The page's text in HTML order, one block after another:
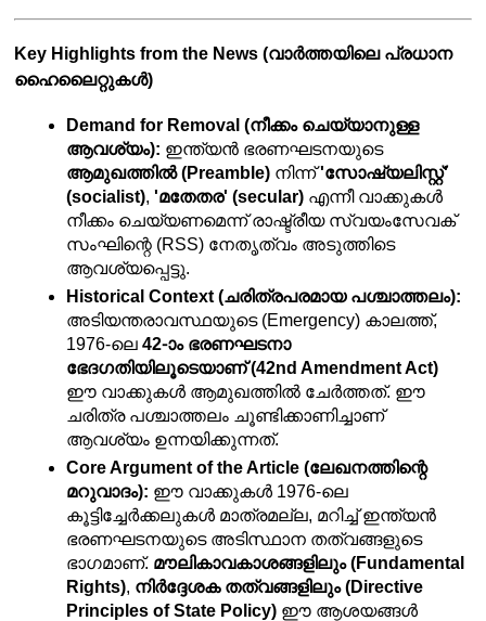
Key Highlights from the News (വാർത്തയിലെ പ്രധാന
ഹൈലൈറ്റുകൾ)
Demand for Removal (നീക്കം ചെയ്യാനുള്ള
ആവശ്യം):
ഇന്ത്യൻ ഭരണഘടനയുടെ
ആമുഖത്തിൽ (Preamble) നിന്ന് 'സോഷ്യലിസ്റ്റ്'
(socialist), 'മതേതര' (secular) എന്നീ വാക്കുകൾ
നീക്കം ചെയ്യണമെന്ന് രാഷ്ട്രീയ സ്വയംസേവക്
സംഘിന്റെ (RSS) നേതൃത്വം അടുത്തിടെ
ആവശ്യപ്പെട്ടു.
Historical Context (ചരിത്രപരമായ പശ്ചാത്തലം):
അടിയന്തരാവസ്ഥയുടെ (Emergency) കാലത്ത്,
1976-ലെ 42-ാം ഭരണഘടനാ
ഭേദഗതിയിലൂടെയാണ് (42nd Amendment Act)
ഈ വാക്കുകൾ ആമുഖത്തിൽ ചേർത്തത്. ഈ
ചരിത്ര പശ്ചാത്തലം ചൂണ്ടിക്കാണിച്ചാണ്
ആവശ്യം ഉന്നയിക്കുന്നത്.
Core Argument of the Article (ലേഖനത്തിന്റെ
മറുവാദം): ഈ വാക്കുകൾ 1976-ലെ
കൂട്ടിച്ചേർക്കലുകൾ മാത്രമല്ല, മറിച്ച് ഇന്ത്യൻ
ഭരണഘടനയുടെ അടിസ്ഥാന തത്വങ്ങളുടെ
ഭാഗമാണ്. മൗലികാവകാശങ്ങളിലും (Fundamental
Rights), നിർദ്ദേശക തത്വങ്ങളിലും (Directive
Principles of State Policy) ഈ ആശയങ്ങൾ